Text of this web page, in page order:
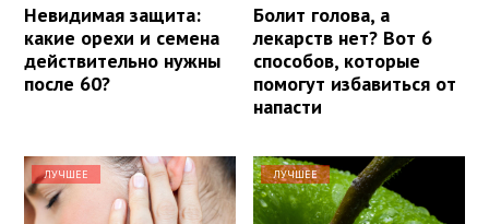
Невидимая защита:
какие орехи и семена
действительно нужны
после 60?
Болит голова, а
лекарств нет? Вот 6
способов, которые
помогут избавиться от
напасти
ЛУЧШЕЕ ЛУЧШЕЕ